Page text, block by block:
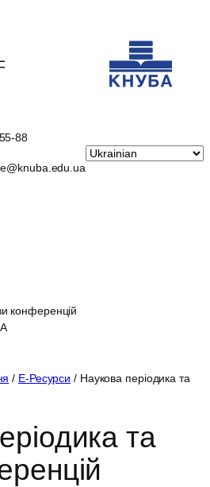
88
конференцій
/ Е-Ресурси / Наукова періодика та
та